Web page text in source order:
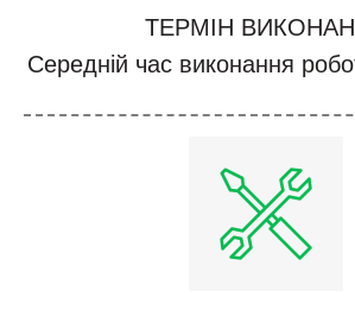
ТЕРМІН
Середній час виконання